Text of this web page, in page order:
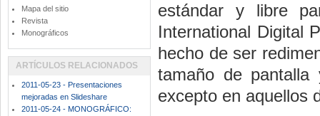
estándar y libre
International Digital
hecho de ser
tamaño de pantalla
excepto en aquellos
Mapa del sitio
Revista
Monográficos
ARTÍCULOS RELACIONADOS
2011-05-23 - Presentaciones
mejoradas en Slideshare
2011-05-24 - MONOGRÁFICO: